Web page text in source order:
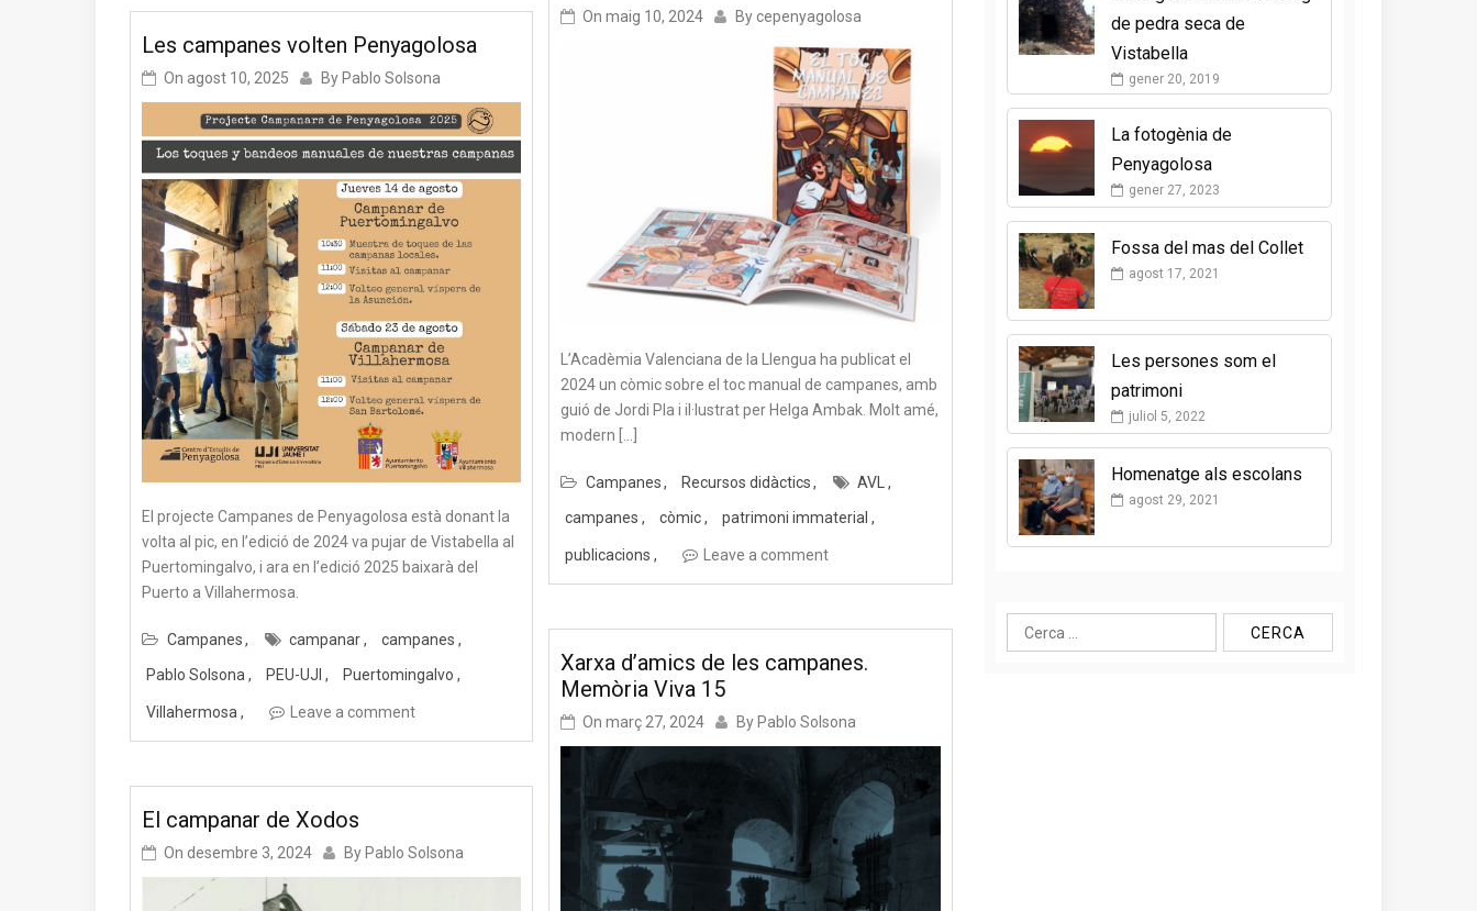
Les campanes volten Penyagolosa
On agost 10, 2025 By Pablo Solsona
El projecte Campanes de Penyagolosa està donant la
volta al pic, en l’edició de 2024 va pujar de Vistabella al
Puertomingalvo, i ara en l’edició 2025 baixarà del
Puerto a Villahermosa.
Campanes campanar
campanes
Pablo Solsona
PEU-UJI Puertomingalvo
Villahermosa Leave a comment
El campanar de Xodos
On desembre 3, 2024 By Pablo Solsona
Onmaig 10, 2024 By cepenyagolosa
L’Acadèmia Valenciana de la Llengua ha publicat el
2024 un còmic sobre el toc manual de campanes, amb
guió de Jordi Pla i il·lustrat per Helga Ambak. Molt amé,
modern […]
Campanes Recursos didàctics
AVL
campanes
còmic patrimoni immaterial
publicacions Leave a comment
Xarxa d’amics de les campanes.
Memòria Viva 15
Onmarç 27, 2024 By Pablo Solsona
de pedra seca de
Vistabella
gener 20, 2019
La fotogènia de
Penyagolosa
gener 27, 2023
Fossa del mas del Collet
agost 17, 2021
Les persones som el
patrimoni
juliol 5, 2022
Homenatge als escolans
agost 29, 2021
Cerca: